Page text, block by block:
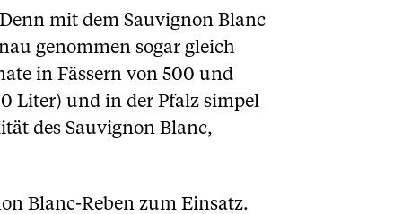
mit dem Sauvignon Blanc
genommen sogar gleich
in Fässern von 500 und
Liter) und in der Pfalz simpel
des Sauvignon Blanc,
Blanc-Reben zum Einsatz.